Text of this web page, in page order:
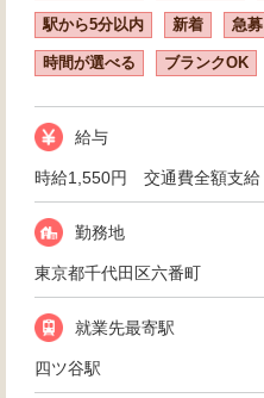
駅から5分以内 新着 急募
時間が選べる ブランクOK
給与
時給1,550円 交通費全額支給
勤務地
東京都千代田区六番町
就業先最寄駅
四ツ谷駅